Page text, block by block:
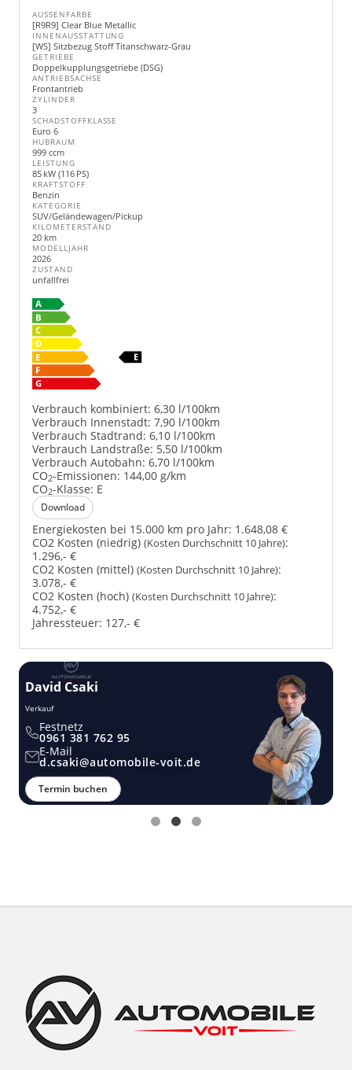
AUSSENFARBE
[R9R9] Clear Blue Metallic
INNENAUSSTATTUNG
[WS] Sitzbezug Stoff Titanschwarz-Grau
GETRIEBE
Doppelkupplungsgetriebe (DSG)
ANTRIEBSACHSE
Frontantrieb
ZYLINDER
3
SCHADSTOFFKLASSE
Euro 6
HUBRAUM
999 ccm
LEISTUNG
85 kW (116 PS)
KRAFTSTOFF
Benzin
KATEGORIE
SUV/Geländewagen/Pickup
KILOMETERSTAND
20 km
MODELLJAHR
2026
ZUSTAND
unfallfrei
Verbrauch kombiniert: 6,30 l/100km
Verbrauch Innenstadt: 7,90 l/100km
Verbrauch Stadtrand: 6,10 l/100km
Verbrauch Landstraße: 5,50 l/100km
Verbrauch Autobahn: 6,70 l/100km
CO2-Emissionen: 144,00 g/km
CO2-Klasse: E
Download
Energiekosten bei 15.000 km pro Jahr: 1.648,08 €
CO2 Kosten (niedrig) (Kosten Durchschnitt 10 Jahre):
1.296,- €
CO2 Kosten (mittel) (Kosten Durchschnitt 10 Jahre):
3.078,- €
CO2 Kosten (hoch) (Kosten Durchschnitt 10 Jahre):
4.752,- €
Jahressteuer: 127,- €
David Csaki
Verkauf
Festnetz
0961 381 762 95
E-Mail
d.csaki@automobile-voit.de
Termin buchen